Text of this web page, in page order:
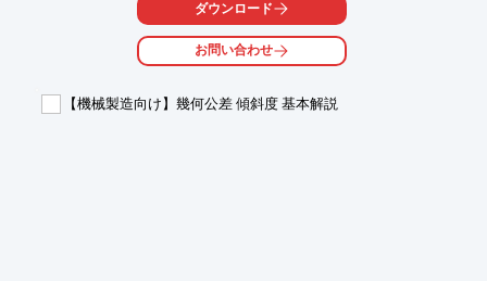
【活用シーン】
・製造する作業者の急な欠勤等による計画変更
・多能工化が進んでいるが、難しい工程は属人化している状況
・スキルマップも考慮した生産計画の自動作成
ダウンロード
お問い合わせ
【機械製造向け】幾何公差 傾斜度 基本解説